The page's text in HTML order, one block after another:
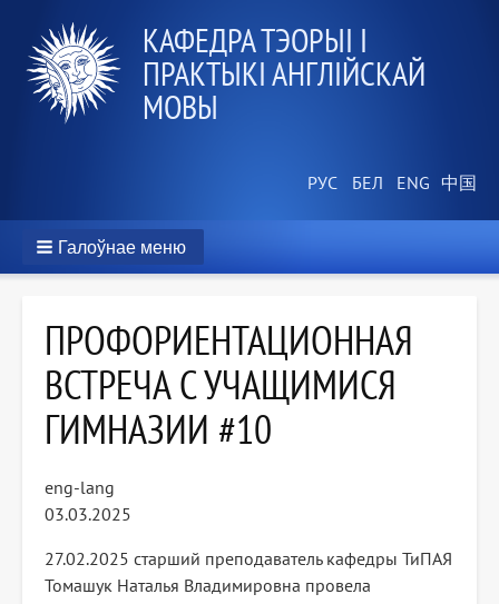
КАФЕДРА ТЭОРЫІ І
ПРАКТЫКІ АНГЛІЙСКАЙ
МОВЫ
Галоўнае меню
ПРОФОРИЕНТАЦИОННАЯ
ВСТРЕЧА С УЧАЩИМИСЯ
ГИМНАЗИИ #10
eng-lang
03.03.2025
27.02.2025 старший преподаватель кафедры ТиПАЯ
Томашук Наталья Владимировна провела